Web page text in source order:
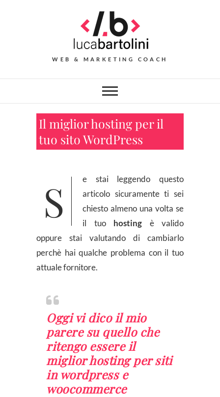
WEB & MARKETING COACH
Il miglior hosting per il
tuo sito WordPress
Se stai leggendo questo
articolo sicuramente ti sei
chiesto almeno una volta se
il tuo hosting è valido
oppure stai valutando di cambiarlo
perchè hai qualche problema con il tuo
attuale fornitore.
Oggi vi dico il mio
parere su quello che
ritengo essere il
miglior hosting per siti
in wordpress e
woocommerce